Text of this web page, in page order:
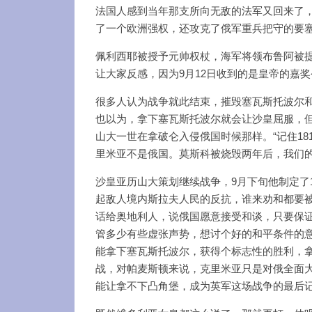
法国人感到当年那支所向无敌的法军又回来了
了一个欧洲强权，还攻克了俄军重兵把守的要
佩利西耶被授予元帅权杖，海军将领布鲁阿被
让大家反感，因为9月12日收到的是皇帝的嘉
很多人认为战争就此结束，摧毁塞瓦斯托波尔
也以为，拿下塞瓦斯托波尔就会让沙皇屈服，
山大一世在拿破仑入侵俄国时候那样。“记住
里米亚不是俄国。莫斯科被烧毁两年后，我们
沙皇亚历山大策划继续战争，9月下旬他制定
起敌人境内斯拉夫人民的反抗，谁来劝和都要
话给奥地利人，说俄国愿意接受和谈，只要保
管多少有些虚张声势，想讨个好的和平条件的
能拿下塞瓦斯托波尔，获得个标志性的胜利，
战，对帕麦斯顿来说，克里米亚只是对俄全面
能让拿不下凸角堡，成为英军这场战争的最后